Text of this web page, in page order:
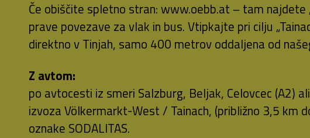
Če obiščite spletno stran: www.oebb.at – tam najdete
prave povezave za vlak in bus. Vtipkajte pri cilju
direktno v Tinjah, samo 400 metrov oddaljena od
Z avtom:
po avtocesti iz smeri Salzburg, Beljak, Celovcec (A2)
izvoza Völkermarkt-West / Tainach, (približno 3,5 km
oznake SODALITAS.